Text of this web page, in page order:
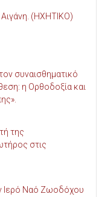
(ΗΧΗΤΙΚΟ)
συναισθηματικό
η Ορθοδοξία και
της
στις
Ιερό Ναό Ζωοδόχου